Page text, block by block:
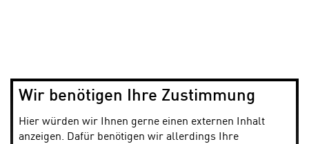
Wir benötigen Ihre Zustimmung
Hier würden wir Ihnen gerne einen externen Inhalt
anzeigen. Dafür benötigen wir allerdings Ihre